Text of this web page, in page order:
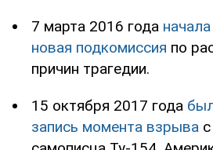
7 марта 2016 года
новая подкомиссия по
причин трагедии.
15 октября 2017 года
запись момента взрыва